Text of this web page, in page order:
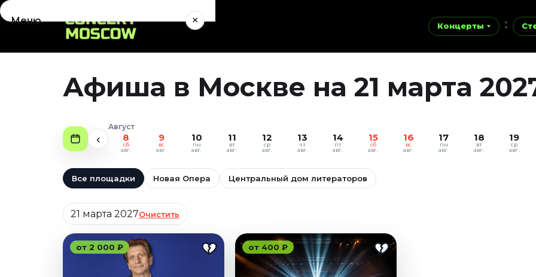
Концерты
Меню ×
Концерты
Сентябрь 2026
Декабрь 2026
Январь 2027
Сентябрь 2026
Октябрь 2026
Ноябрь 2026
Декабрь 2026
Афиша в Москве на 21 марта
‹
Август
8
сб
авг.
9
вс
авг.
10
пн
авг.
11
вт
авг.
12
ср
авг.
13
чт
авг.
14
пт
авг.
15
сб
авг.
16
вс
авг.
17
пн
авг.
18
вт
авг.
19
ср
авг.
Все площадки Новая Опера Центральный дом литераторов
Дата
21 марта 2027Очистить
от 2 000 ₽ от 400 ₽